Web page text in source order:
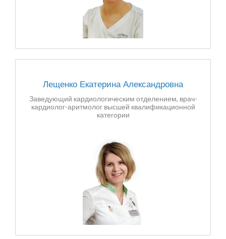
Лещенко Екатерина Александровна
Заведующий кардиологическим отделением, врач-
кардиолог-аритмолог высшей квалификационной
категории